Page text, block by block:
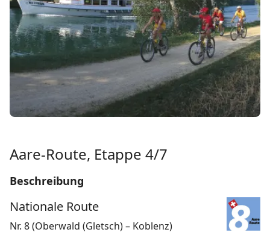
Aare-Route, Etappe 4/7
Beschreibung
Nationale Route
Nr. 8 (Oberwald (Gletsch) – Koblenz)